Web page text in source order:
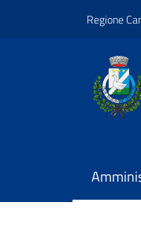
Regione